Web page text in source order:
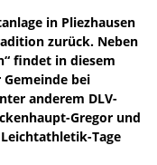
in Pliezhausen
zurück. Neben
findet in diesem
Gemeinde bei
anderem DLV-
Gregor und
Tage